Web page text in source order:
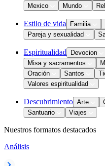
Mexico
Mundo
Estilo de vida Familia
Pareja y sexualidad
Espiritualidad Devocion
Misa y sacramentos
Oración
Santos
Valores espiritualidad
Descubrimiento Arte
Santuario
Viajes
Nuestros formatos destacados
Análisis